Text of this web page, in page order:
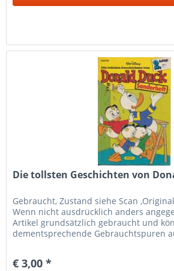
Die tollsten Geschichten von
Gebraucht, Zustand siehe Scan
Wenn nicht ausdrücklich anders
Artikel grundsätzlich gebraucht und
dementsprechende Gebrauchtspuren
€ 3,00 *